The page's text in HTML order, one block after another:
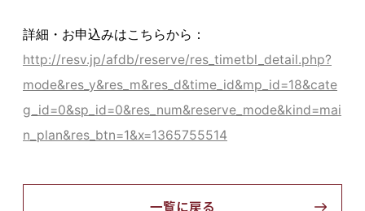
詳細・お申込みはこちらから：
http://resv.jp/afdb/reserve/res_timetbl_detail.php?
mode&res_y&res_m&res_d&time_id&mp_id=18&cate
g_id=0&sp_id=0&res_num&reserve_mode&kind=mai
n_plan&res_btn=1&x=1365755514
一覧に戻る